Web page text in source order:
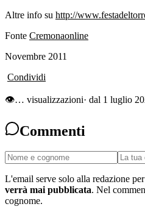
Altre info su http://
Fonte Cremonaonline
Novembre 2011
Condividi
👁… visualizzazioni· dal 1 luglio
Commenti
L'email serve solo alla redazione
verrà mai pubblicata. Nel
cognome.